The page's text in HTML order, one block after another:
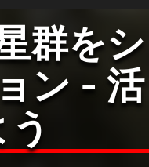
群をシ
ン - 活